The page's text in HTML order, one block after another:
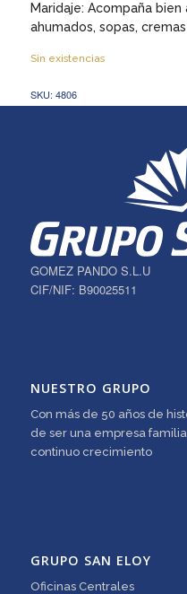
Maridaje: Acompaña
ahumados, sopas,
Sin existencias
SKU: 4806
GOMEZ PANDO S.L.U
CIF/NIF: B90025511
NUESTRO GRUPO
Con más de 50 años de
de ser una empresa
continuo crecimiento
GRUPO SAN ELOY
Oficinas Centrales